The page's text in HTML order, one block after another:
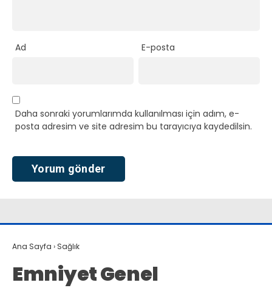
Ad E-posta
Daha sonraki yorumlarımda kullanılması için adım, e-
posta adresim ve site adresim bu tarayıcıya kaydedilsin.
Ana Sayfa › Sağlık
Emniyet Genel